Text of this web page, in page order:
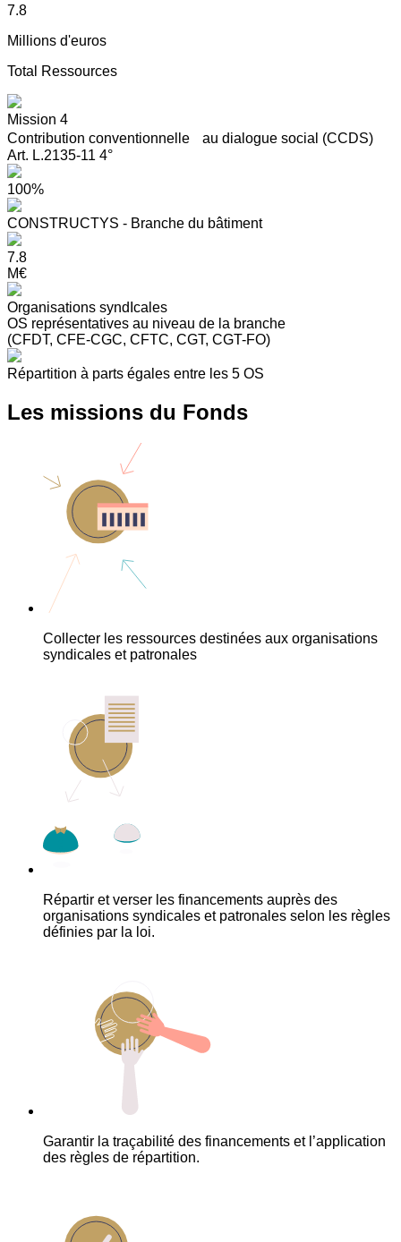
7.8
Millions d'euros
Total Ressources
Mission 4
Contribution conventionnelle au dialogue social (CCDS)
Art. L.2135-11 4°
100%
CONSTRUCTYS - Branche du bâtiment
7.8
M€
Organisations syndIcales
OS représentatives au niveau de la branche
(CFDT, CFE-CGC, CFTC, CGT, CGT-FO)
Répartition à parts égales entre les 5 OS
Les missions du Fonds
Collecter les ressources destinées aux organisations
syndicales et patronales
Répartir et verser les financements auprès des
organisations syndicales et patronales selon les règles
définies par la loi.
Garantir la traçabilité des financements et l’application
des règles de répartition.